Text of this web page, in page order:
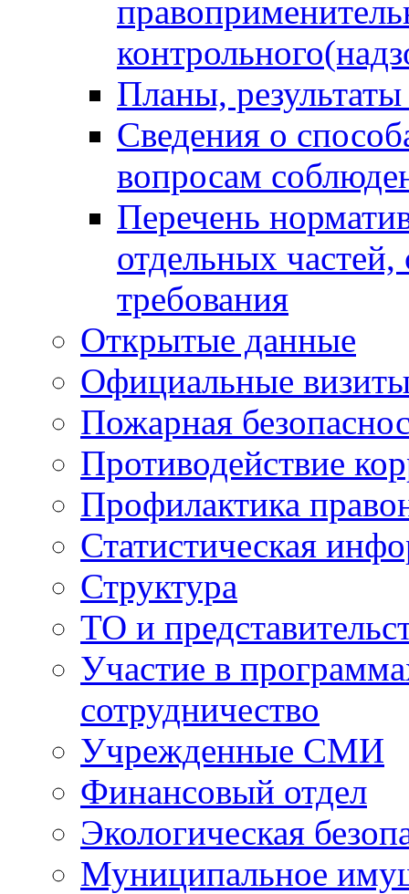
Планы,
Сведения о
вопросам
Перечень
отдельных
требования
Открытые данные
Официальные
Пожарная
Противодействие
Профилактика
Статистическая
Структура
ТО и
Участие в
сотрудничество
Учрежденные СМИ
Финансовый отдел
Экологическая
Муниципальное